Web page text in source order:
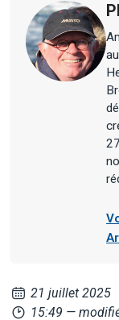
21 juillet 2025
15:49 —